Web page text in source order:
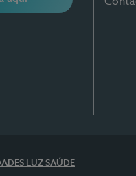
LUZ SAÚDE